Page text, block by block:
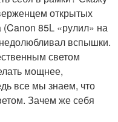
открытых
(Canon 85L «рулил» на
вспышки.
светом
мощнее,
все мы знаем, что
Зачем же себя